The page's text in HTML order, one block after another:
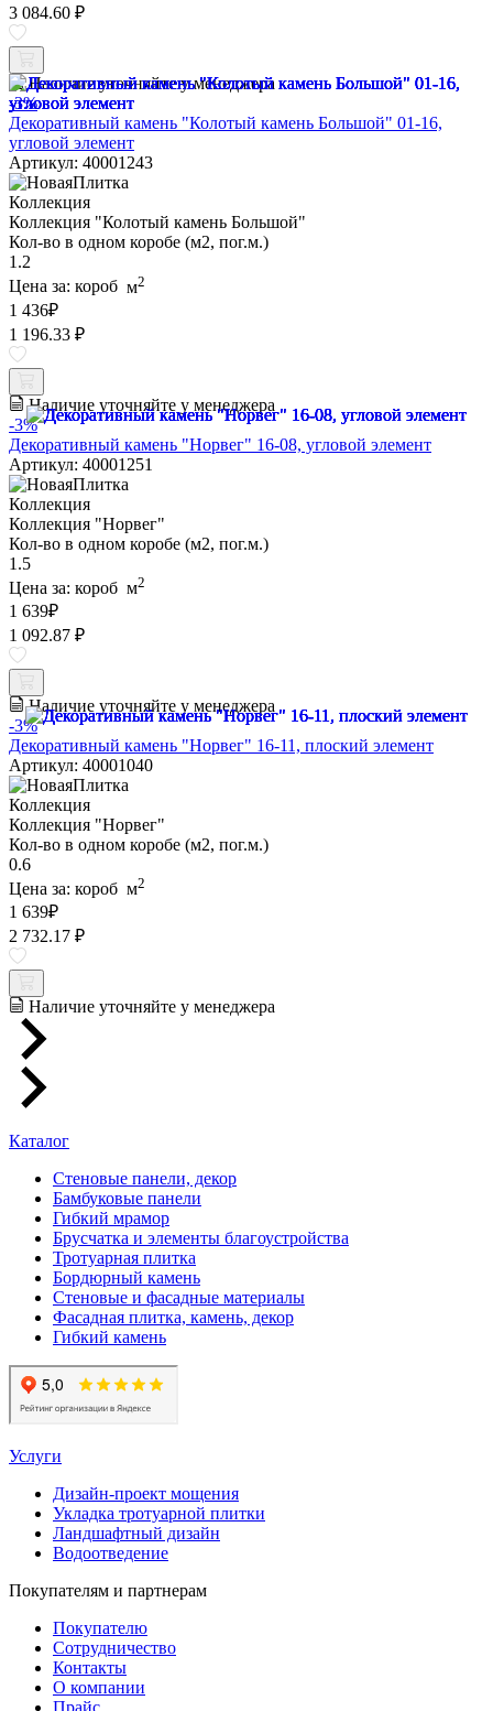
3 084.60 ₽
Наличие уточняйте у менеджера
-3%
Декоративный камень "Колотый камень Большой" 01-16,
угловой элемент
Артикул: 40001243
Коллекция
Коллекция "Колотый камень Большой"
Кол-во в одном коробе (м2, пог.м.)
1.2
Цена за: короб м2
1 436₽
1 196.33 ₽
Наличие уточняйте у менеджера
-3%
Декоративный камень "Норвег" 16-08, угловой элемент
Артикул: 40001251
Коллекция
Коллекция "Норвег"
Кол-во в одном коробе (м2, пог.м.)
1.5
Цена за: короб м2
1 639₽
1 092.87 ₽
Наличие уточняйте у менеджера
-3%
Декоративный камень "Норвег" 16-11, плоский элемент
Артикул: 40001040
Коллекция
Коллекция "Норвег"
Кол-во в одном коробе (м2, пог.м.)
0.6
Цена за: короб м2
1 639₽
2 732.17 ₽
Наличие уточняйте у менеджера
Каталог
Стеновые панели, декор
Бамбуковые панели
Гибкий мрамор
Брусчатка и элементы благоустройства
Тротуарная плитка
Бордюрный камень
Стеновые и фасадные материалы
Фасадная плитка, камень, декор
Гибкий камень
Услуги
Дизайн-проект мощения
Укладка тротуарной плитки
Ландшафтный дизайн
Водоотведение
Покупателям и партнерам
Покупателю
Сотрудничество
Контакты
О компании